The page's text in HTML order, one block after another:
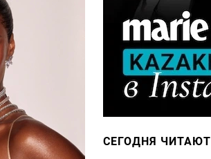
СЕГОДНЯ ЧИТАЮТ